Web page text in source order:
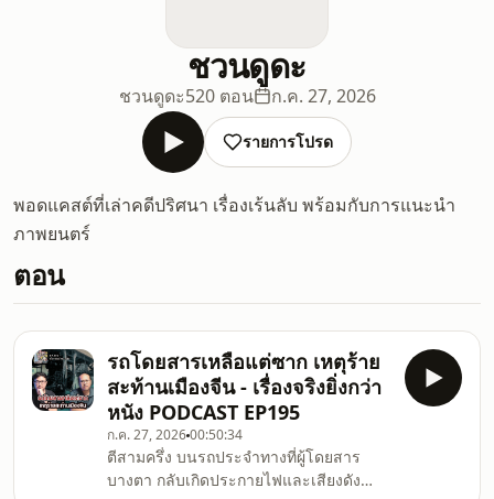
ชวนดูดะ
ชวนดูดะ520 ตอน ก.ค. 27, 2026
รายการโปรด
พอดแคสต์ที่เล่าคดีปริศนา เรื่องเร้นลับ พร้อมกับการแนะนำ
ภาพยนตร์
ตอน
รถโดยสารเหลือแต่ซาก เหตุร้าย
สะท้านเมืองจีน - เรื่องจริงยิ่งกว่า
หนัง PODCAST EP195
ก.ค. 27, 202600:50:34
ตีสามครึ่ง บนรถประจำทางที่ผู้โดยสาร
บางตา กลับเกิดประกายไฟและเสียงดัง